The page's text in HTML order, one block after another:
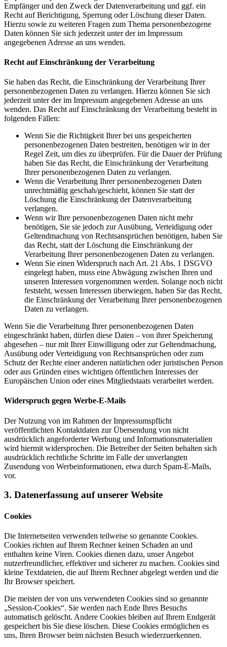
Empfänger und den Zweck der Datenverarbeitung und ggf. ein
Recht auf Berichtigung, Sperrung oder Löschung dieser Daten.
Hierzu sowie zu weiteren Fragen zum Thema personenbezogene
Daten können Sie sich jederzeit unter der im Impressum
angegebenen Adresse an uns wenden.
Recht auf Einschränkung der Verarbeitung
Sie haben das Recht, die Einschränkung der Verarbeitung Ihrer
personenbezogenen Daten zu verlangen. Hierzu können Sie sich
jederzeit unter der im Impressum angegebenen Adresse an uns
wenden. Das Recht auf Einschränkung der Verarbeitung besteht in
folgenden Fällen:
Wenn Sie die Richtigkeit Ihrer bei uns gespeicherten
personenbezogenen Daten bestreiten, benötigen wir in der
Regel Zeit, um dies zu überprüfen. Für die Dauer der Prüfung
haben Sie das Recht, die Einschränkung der Verarbeitung
Ihrer personenbezogenen Daten zu verlangen.
Wenn die Verarbeitung Ihrer personenbezogenen Daten
unrechtmäßig geschah/geschieht, können Sie statt der
Löschung die Einschränkung der Datenverarbeitung
verlangen.
Wenn wir Ihre personenbezogenen Daten nicht mehr
benötigen, Sie sie jedoch zur Ausübung, Verteidigung oder
Geltendmachung von Rechtsansprüchen benötigen, haben Sie
das Recht, statt der Löschung die Einschränkung der
Verarbeitung Ihrer personenbezogenen Daten zu verlangen.
Wenn Sie einen Widerspruch nach Art. 21 Abs. 1 DSGVO
eingelegt haben, muss eine Abwägung zwischen Ihren und
unseren Interessen vorgenommen werden. Solange noch nicht
feststeht, wessen Interessen überwiegen, haben Sie das Recht,
die Einschränkung der Verarbeitung Ihrer personenbezogenen
Daten zu verlangen.
Wenn Sie die Verarbeitung Ihrer personenbezogenen Daten
eingeschränkt haben, dürfen diese Daten – von ihrer Speicherung
abgesehen – nur mit Ihrer Einwilligung oder zur Geltendmachung,
Ausübung oder Verteidigung von Rechtsansprüchen oder zum
Schutz der Rechte einer anderen natürlichen oder juristischen Person
oder aus Gründen eines wichtigen öffentlichen Interesses der
Europäischen Union oder eines Mitgliedstaats verarbeitet werden.
Widerspruch gegen Werbe-E-Mails
Der Nutzung von im Rahmen der Impressumspflicht
veröffentlichten Kontaktdaten zur Übersendung von nicht
ausdrücklich angeforderter Werbung und Informationsmaterialien
wird hiermit widersprochen. Die Betreiber der Seiten behalten sich
ausdrücklich rechtliche Schritte im Falle der unverlangten
Zusendung von Werbeinformationen, etwa durch Spam-E-Mails,
vor.
3. Datenerfassung auf unserer Website
Cookies
Die Internetseiten verwenden teilweise so genannte Cookies.
Cookies richten auf Ihrem Rechner keinen Schaden an und
enthalten keine Viren. Cookies dienen dazu, unser Angebot
nutzerfreundlicher, effektiver und sicherer zu machen. Cookies sind
kleine Textdateien, die auf Ihrem Rechner abgelegt werden und die
Ihr Browser speichert.
Die meisten der von uns verwendeten Cookies sind so genannte
„Session-Cookies“. Sie werden nach Ende Ihres Besuchs
automatisch gelöscht. Andere Cookies bleiben auf Ihrem Endgerät
gespeichert bis Sie diese löschen. Diese Cookies ermöglichen es
uns, Ihren Browser beim nächsten Besuch wiederzuerkennen.